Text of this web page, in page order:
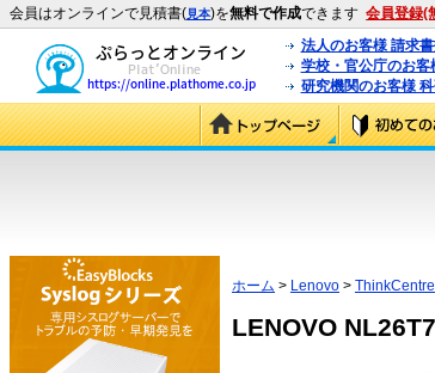
会員はオンラインで見積書(見本)を無料で作成できます 会員登録(
法人のお客様 請求
学校・官公庁のお
研究機関のお客様
ホーム > Lenovo > ThinkCentre
LENOVO